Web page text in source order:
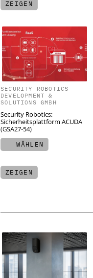
ZEIGEN
SECURITY ROBOTICS
DEVELOPMENT &
SOLUTIONS GMBH
Security Robotics:
Sicherheitsplattform ACUDA
(GSA27-54)
WÄHLEN
ZEIGEN